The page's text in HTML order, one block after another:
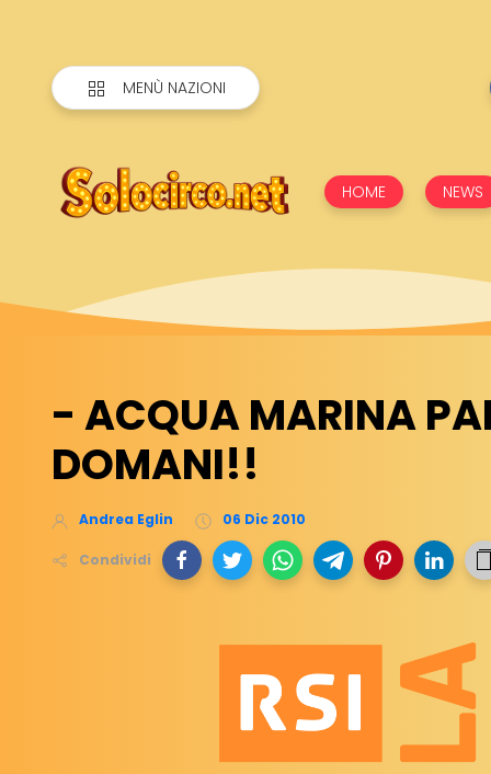
MENÙ NAZIONI
HOME NEWS
- ACQUA MARINA
DOMANI!!
Andrea Eglin 06 Dic 2010
Condividi